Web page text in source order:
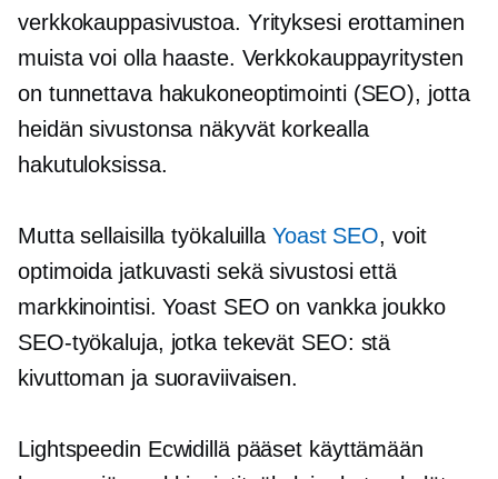
verkkokauppasivustoa. Yrityksesi erottaminen
muista voi olla haaste. Verkkokauppayritysten
on tunnettava hakukoneoptimointi (SEO), jotta
heidän sivustonsa näkyvät korkealla
hakutuloksissa.
Mutta sellaisilla työkaluilla Yoast SEO, voit
optimoida jatkuvasti sekä sivustosi että
markkinointisi. Yoast SEO on vankka joukko
SEO-työkaluja, jotka tekevät SEO: stä
kivuttoman ja suoraviivaisen.
Lightspeedin Ecwidillä pääset käyttämään